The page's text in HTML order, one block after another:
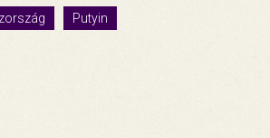
Putyin